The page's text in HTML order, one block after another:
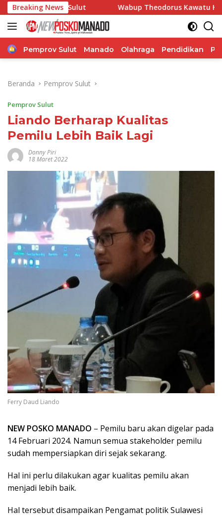
Langsung
ke
konten
Breaking News
Sulut Wabup Theodorus Kawatu Hadiri HUT ke-166
Home
Pemprov Sulut Manado Olahraga Pendidikan
Beranda Pemprov Sulut
Pemprov Sulut
Liando Berharap Kualitas
Pemilu Lebih Baik Lagi
Donny Piri
18 Maret 2022
Ferry Daud Liando
NEW POSKO MANADO – Pemilu baru akan digelar pada
14 Februari 2024. Namun semua stakeholder pemilu
sudah mempersiapkan diri sejak sekarang.
Hal ini perlu dilakukan agar kualitas pemilu akan
menjadi lebih baik.
Hal tersebut disampaikan Pengamat politik Sulawesi